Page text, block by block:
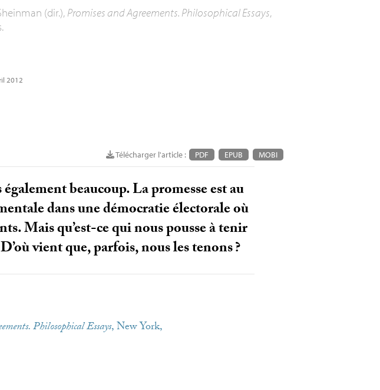
(dir.), Promises and Agreements. Philosophical Essays,
2012
Télécharger l'article : PDF EPUB MOBI
beaucoup. La promesse est au
dans une démocratie électorale où
Mais qu’est-ce qui nous pousse à tenir
vient que, parfois, nous les tenons?
Philosophical Essays, New York,